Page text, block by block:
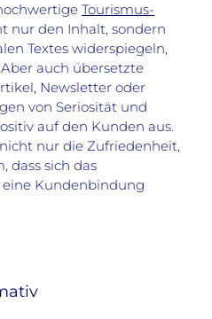
Tourismus-
nur den Inhalt, sondern
Textes widerspiegeln,
auch übersetzte
Newsletter oder
von Seriosität und
auf den Kunden aus.
nur die Zufriedenheit,
dass sich das
Kundenbindung